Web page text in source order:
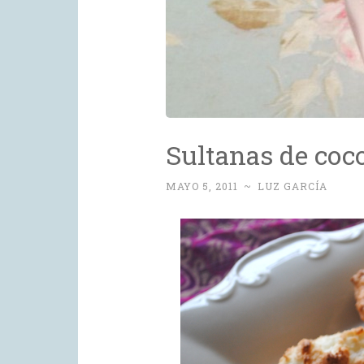
Sultanas de
MAYO 5, 2011 ~ LUZ GARCÍA